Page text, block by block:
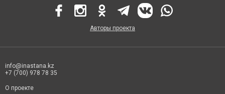
Авторы проекта
info@inastana.kz
+7 (700) 978 78 35
О проекте